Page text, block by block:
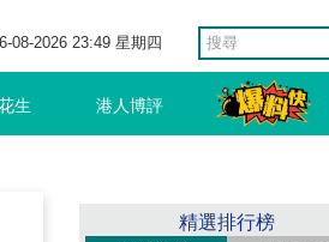
08-2026 23:49 星期四
生 港人博評
精選排行榜